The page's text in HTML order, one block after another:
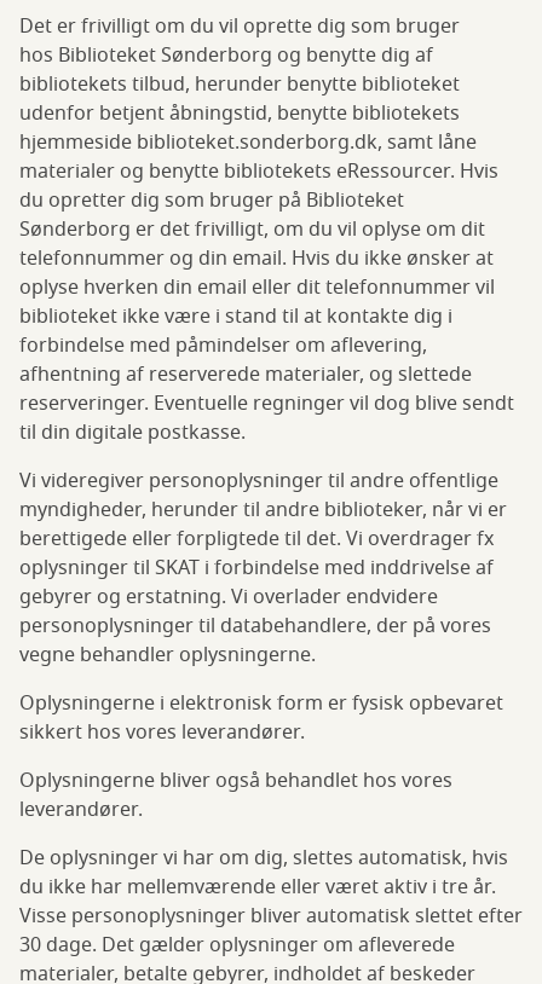
Det er frivilligt om du vil oprette dig som bruger
hos Biblioteket Sønderborg og benytte dig af
bibliotekets tilbud, herunder benytte biblioteket
udenfor betjent åbningstid, benytte bibliotekets
hjemmeside biblioteket.sonderborg.dk, samt låne
materialer og benytte bibliotekets eRessourcer. Hvis
du opretter dig som bruger på Biblioteket
Sønderborg er det frivilligt, om du vil oplyse om dit
telefonnummer og din email. Hvis du ikke ønsker at
oplyse hverken din email eller dit telefonnummer vil
biblioteket ikke være i stand til at kontakte dig i
forbindelse med påmindelser om aflevering,
afhentning af reserverede materialer, og slettede
reserveringer. Eventuelle regninger vil dog blive sendt
til din digitale postkasse.
Vi videregiver personoplysninger til andre offentlige
myndigheder, herunder til andre biblioteker, når vi er
berettigede eller forpligtede til det. Vi overdrager fx
oplysninger til SKAT i forbindelse med inddrivelse af
gebyrer og erstatning. Vi overlader endvidere
personoplysninger til databehandlere, der på vores
vegne behandler oplysningerne.
Oplysningerne i elektronisk form er fysisk opbevaret
sikkert hos vores leverandører.
Oplysningerne bliver også behandlet hos vores
leverandører.
De oplysninger vi har om dig, slettes automatisk, hvis
du ikke har mellemværende eller været aktiv i tre år.
Visse personoplysninger bliver automatisk slettet efter
30 dage. Det gælder oplysninger om afleverede
materialer, betalte gebyrer, indholdet af beskeder